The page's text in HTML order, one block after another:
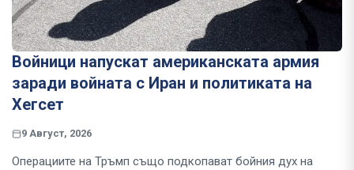
Войници напускат американската армия
заради войната с Иран и политиката на
Хегсет
9 Август, 2026
Операциите на Тръмп също подкопават бойния дух на